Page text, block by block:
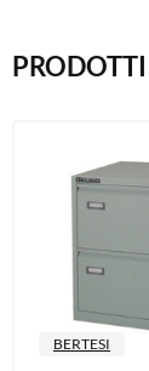
BERTESI